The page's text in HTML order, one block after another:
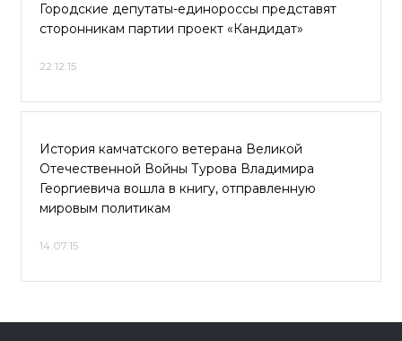
Городские депутаты-единороссы представят
сторонникам партии проект «Кандидат»
22.12.15
История камчатского ветерана Великой
Отечественной Войны Турова Владимира
Георгиевича вошла в книгу, отправленную
мировым политикам
14.07.15